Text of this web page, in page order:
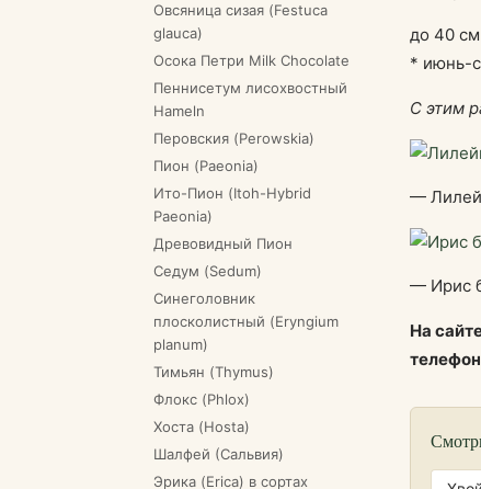
Овсяница сизая (Festuca
glauca)
Осока Петри Milk Chocolate
Пеннисетум лисохвостный
Hameln
Перовския (Perowskia)
Пион (Paeonia)
Ито-Пион (Itoh-Hybrid
Paeonia)
Древовидный Пион
Седум (Sedum)
Синеголовник
плосколистный (Eryngium
planum)
Тимьян (Thymus)
Флокс (Phlox)
Хоста (Hosta)
Шалфей (Сальвия)
Эрика (Erica) в сортах
до 40 см
* июнь-
С этим
—
— Ирис
На